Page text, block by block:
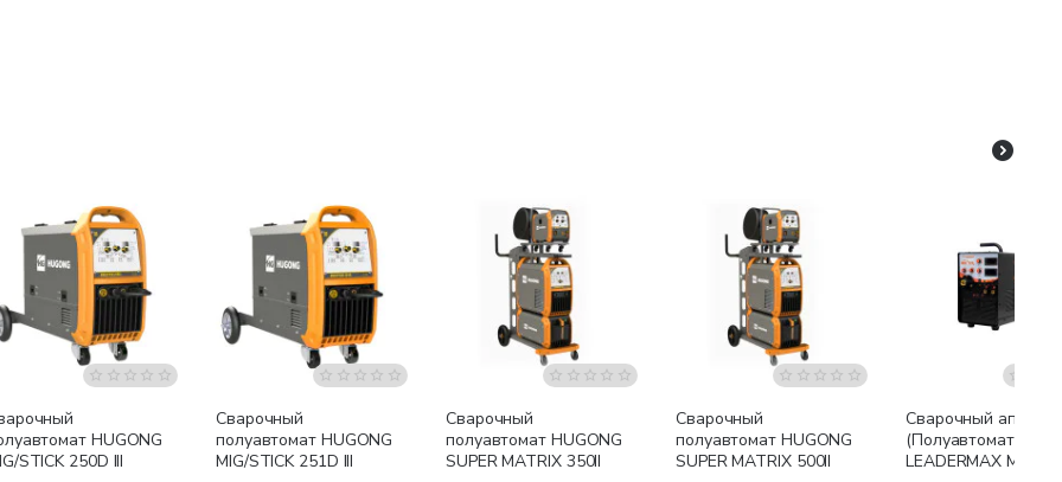
доставка
HUGONG
STICK 250D III
Бесплатная доставка
Сварочный
полуавтомат HUGONG
MIG/STICK 251D III
Бесплатная доставка
Сварочный
полуавтомат HUGONG
SUPER MATRIX 350II
Бесплатная доставка
Сварочный
полуавтомат HUGONG
SUPER MATRIX 500II
Бесплатная доставка
Сварочный аппарат
(Полуавтомат-
LEADERMAX MIG-